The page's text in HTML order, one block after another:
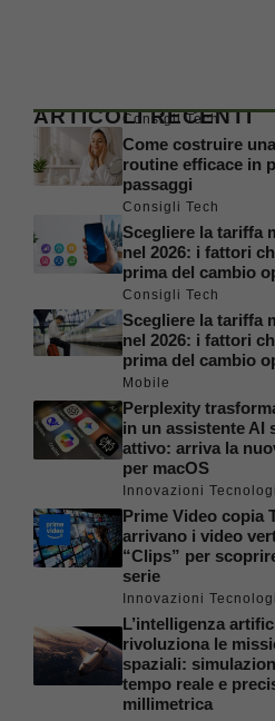
ARTICOLI RECENTI
Consigli Tech
Come costruire
routine efficace in
passaggi
Consigli Tech
Scegliere la tariffa
nel 2026: i fattori
prima del cambio
Consigli Tech
Scegliere la tariffa
nel 2026: i fattori
prima del cambio
Mobile
Perplexity
in un assistente AI
attivo: arriva la
per macOS
Innovazioni
Prime Video copia
arrivano i video
“Clips” per
serie
Innovazioni
L’intelligenza
rivoluziona le
spaziali:
tempo reale e
millimetrica